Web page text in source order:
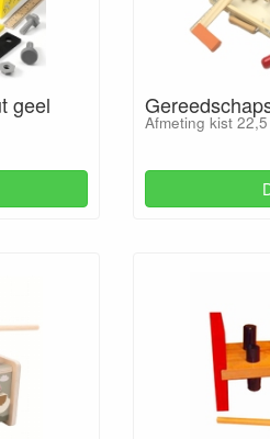
geel
Afmeting kist